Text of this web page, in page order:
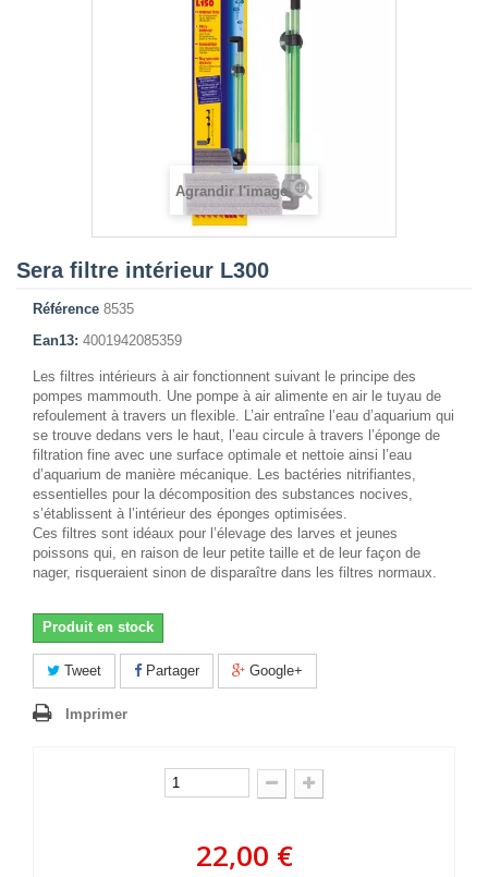
Agrandir l'image
Sera filtre intérieur L300
Référence 8535
Ean13: 4001942085359
Les filtres intérieurs à air fonctionnent suivant le principe des
pompes mammouth. Une pompe à air alimente en air le tuyau de
refoulement à travers un flexible. L’air entraîne l’eau d’aquarium qui
se trouve dedans vers le haut, l’eau circule à travers l’éponge de
filtration fine avec une surface optimale et nettoie ainsi l’eau
d’aquarium de manière mécanique. Les bactéries nitrifiantes,
essentielles pour la décomposition des substances nocives,
s’établissent à l’intérieur des éponges optimisées.
Ces filtres sont idéaux pour l’élevage des larves et jeunes
poissons qui, en raison de leur petite taille et de leur façon de
nager, risqueraient sinon de disparaître dans les filtres normaux.
Produit en stock
Tweet Partager Google+
Imprimer
22,00 €